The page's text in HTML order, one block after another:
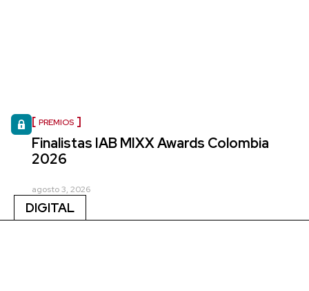
PREMIOS
Finalistas IAB MIXX Awards Colombia
2026
agosto 3, 2026
DIGITAL